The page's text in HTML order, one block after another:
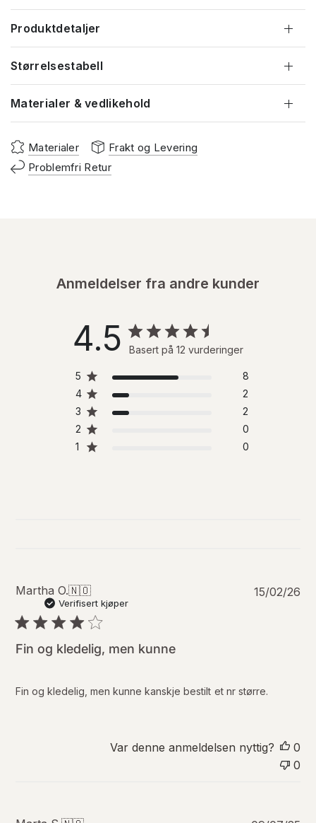
Produktdetaljer
Størrelsestabell
Materialer & vedlikehold
Materialer
Frakt og Levering
Problemfri Retur
Anmeldelser fra andre kunder
4.5 Basert på 12 vurderinger
5
8
4
2
3
2
2
0
1
0
Martha O.🇳🇴
Verifisert kjøper
Fin og kledelig, men kunne
Fin og kledelig, men kunne kanskje bestilt et nr større.
P
s
d
15/02/26
Var denne anmeldelsen nyttig?
0
0